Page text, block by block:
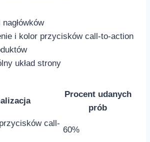
⁢i kolor przycisków call-to-action
układ strony
Procent udanych
prób
call-
60%